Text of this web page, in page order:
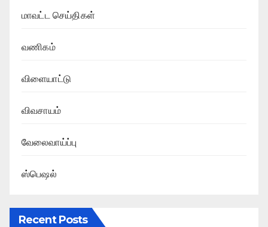
மாவட்ட செய்திகள்
வணிகம்
விளையாட்டு
விவசாயம்
வேலைவாய்ப்பு
ஸ்பெஷல்
Recent Posts